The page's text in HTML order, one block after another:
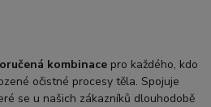
kombinace pro každého, kdo
očistné procesy těla. Spojuje
se u našich zákazníků dlouhodobě